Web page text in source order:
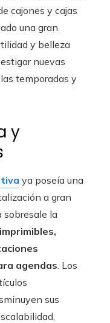
cajones y cajas
una gran
y belleza
nuevas
temporadas y
y
ya poseía una
a gran
sobresale la
agendas. Los
sus